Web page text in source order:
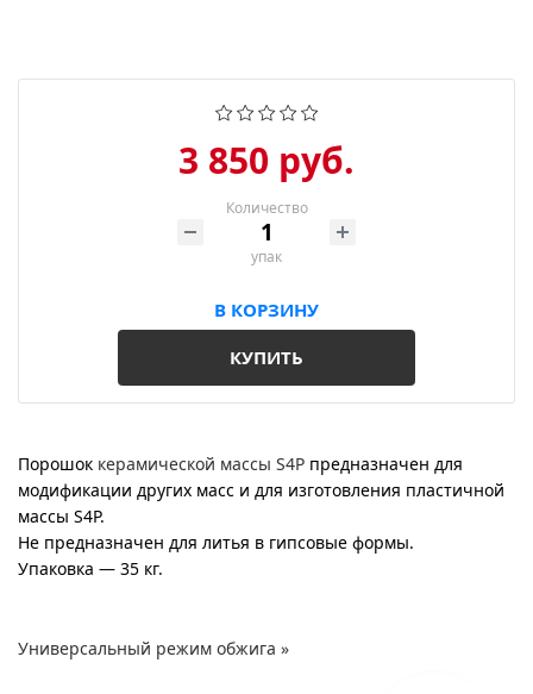
Корзина
3 850 руб.
Количество
упак
В КОРЗИНУ
КУПИТЬ
Порошок керамической массы S4P предназначен для
модификации других масс и для изготовления пластичной
массы S4P.
Не предназначен для литья в гипсовые формы.
Упаковка — 35 кг.
Универсальный режим обжига »